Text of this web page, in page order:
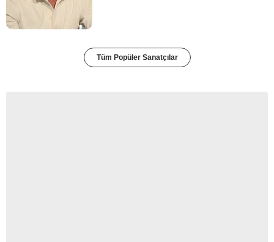
Tüm Popüler Sanatçılar